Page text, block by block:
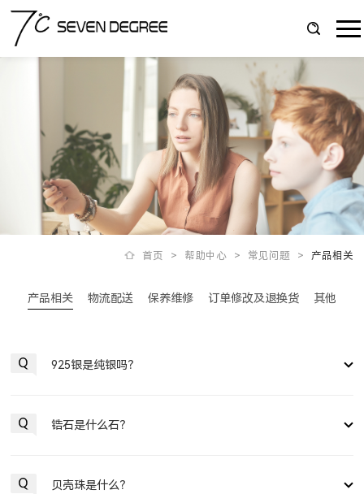
首页 > 帮助中心 > 常见问题 > 产品相关
产品相关 物流配送 保养维修 订单修改及退换货 其他
925银是纯银吗？
锆石是什么石？
贝壳珠是什么？